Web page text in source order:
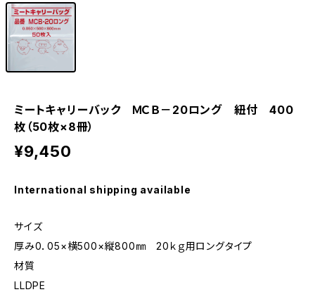
ミートキャリーバック ＭＣＢ－20ロング 紐付 400
枚（50枚×8冊）
¥9,450
International shipping available
サイズ
厚み0．05×横500×縦800㎜ 20ｋｇ用ロングタイプ
材質
LLDPE